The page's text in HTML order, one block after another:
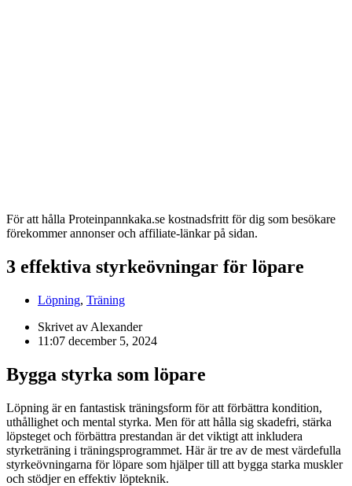
För att hålla Proteinpannkaka.se kostnadsfritt för dig som besökare
förekommer annonser och affiliate-länkar på sidan.
3 effektiva styrkeövningar för löpare
Löpning, Träning
Skrivet av Alexander
11:07 december 5, 2024
Bygga styrka som löpare
Löpning är en fantastisk träningsform för att förbättra kondition,
uthållighet och mental styrka. Men för att hålla sig skadefri, stärka
löpsteget och förbättra prestandan är det viktigt att inkludera
styrketräning i träningsprogrammet. Här är tre av de mest värdefulla
styrkeövningarna för löpare som hjälper till att bygga starka muskler
och stödjer en effektiv löpteknik.